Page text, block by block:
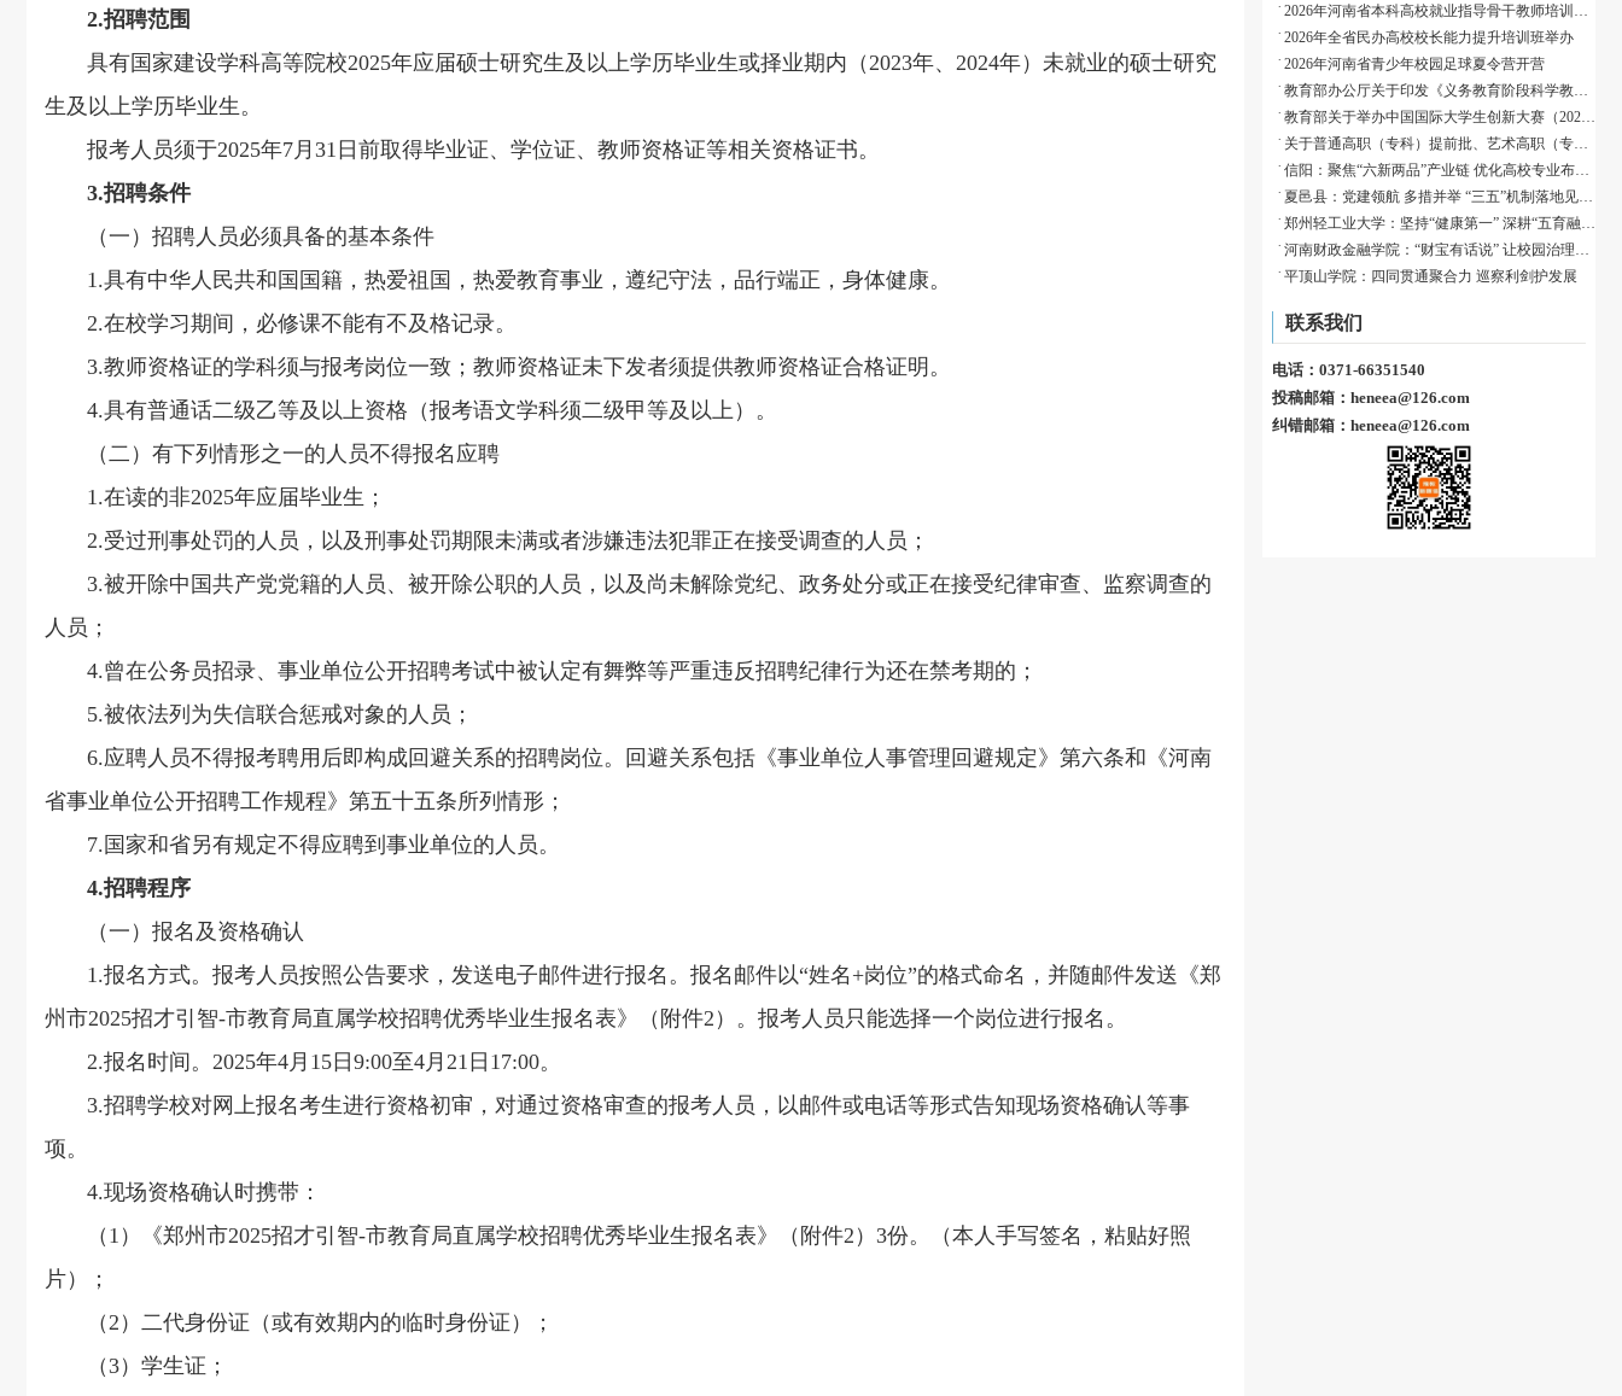
2.招聘范围
具有国家建设学科高等院校2025年应届硕士研究生及以上学历毕业生或择业期内（2023年、2024年）未就业的硕士研究
生及以上学历毕业生。
报考人员须于2025年7月31日前取得毕业证、学位证、教师资格证等相关资格证书。
3.招聘条件
（一）招聘人员必须具备的基本条件
1.具有中华人民共和国国籍，热爱祖国，热爱教育事业，遵纪守法，品行端正，身体健康。
2.在校学习期间，必修课不能有不及格记录。
3.教师资格证的学科须与报考岗位一致；教师资格证未下发者须提供教师资格证合格证明。
4.具有普通话二级乙等及以上资格（报考语文学科须二级甲等及以上）。
（二）有下列情形之一的人员不得报名应聘
1.在读的非2025年应届毕业生；
2.受过刑事处罚的人员，以及刑事处罚期限未满或者涉嫌违法犯罪正在接受调查的人员；
3.被开除中国共产党党籍的人员、被开除公职的人员，以及尚未解除党纪、政务处分或正在接受纪律审查、监察调查的
人员；
4.曾在公务员招录、事业单位公开招聘考试中被认定有舞弊等严重违反招聘纪律行为还在禁考期的；
5.被依法列为失信联合惩戒对象的人员；
6.应聘人员不得报考聘用后即构成回避关系的招聘岗位。回避关系包括《事业单位人事管理回避规定》第六条和《河南
省事业单位公开招聘工作规程》第五十五条所列情形；
7.国家和省另有规定不得应聘到事业单位的人员。
4.招聘程序
（一）报名及资格确认
1.报名方式。报考人员按照公告要求，发送电子邮件进行报名。报名邮件以“姓名+岗位”的格式命名，并随邮件发送《郑
州市2025招才引智-市教育局直属学校招聘优秀毕业生报名表》（附件2）。报考人员只能选择一个岗位进行报名。
2.报名时间。2025年4月15日9:00至4月21日17:00。
3.招聘学校对网上报名考生进行资格初审，对通过资格审查的报考人员，以邮件或电话等形式告知现场资格确认等事
项。
4.现场资格确认时携带：
（1）《郑州市2025招才引智-市教育局直属学校招聘优秀毕业生报名表》（附件2）3份。（本人手写签名，粘贴好照
片）；
（2）二代身份证（或有效期内的临时身份证）；
（3）学生证；
2026年河南省本科高校就业指导骨干教师培训班举办
2026年全省民办高校校长能力提升培训班举办
2026年河南省青少年校园足球夏令营开营
教育部办公厅关于印发《义务教育阶段科学教育“做中学”领航行动指南》的通知
教育部关于举办中国国际大学生创新大赛（2026）的通知
关于普通高职（专科）提前批、艺术高职（专科）批和体育高职（专科）批征集志愿的通知
信阳：聚焦“六新两品”产业链 优化高校专业布局赋能归雁育才
夏邑县：党建领航 多措并举 “三五”机制落地见效织密校园安全防护网
郑州轻工业大学：坚持“健康第一” 深耕“五育融合”
河南财政金融学院：“财宝有话说” 让校园治理有速度、有温度、有深度
平顶山学院：四同贯通聚合力 巡察利剑护发展
联系我们
电话：0371-66351540
投稿邮箱：heneea@126.com
纠错邮箱：heneea@126.com